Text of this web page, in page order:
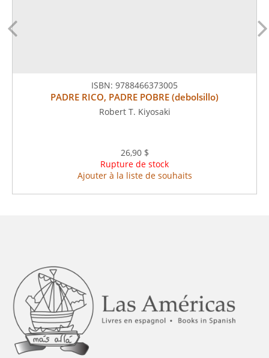
ISBN: 9788466373005
PADRE RICO, PADRE POBRE (debolsillo)
Robert T. Kiyosaki
26,90 $
Rupture de stock
Ajouter à la liste de souhaits